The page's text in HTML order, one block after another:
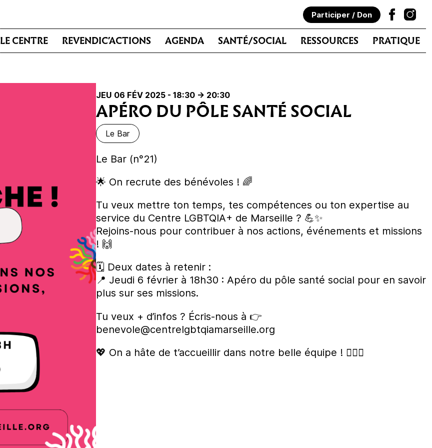
LE CENTRE REVENDIC’ACTIONS AGENDA SANTÉ/SOCIAL RESSOURCES PRATIQUE
Participer / Don
JEU 06 FÉV 2025 - 18:30 -> 20:30
APÉRO DU PÔLE SANTÉ SOCIAL
Le Bar
Le Bar (n°21)
🌟 On recrute des bénévoles ! 🌈
Tu veux mettre ton temps, tes compétences ou ton expertise au
service du Centre LGBTQIA+ de Marseille ? 💪✨
Rejoins-nous pour contribuer à nos actions, événements et missions
! 🙌
🗓 Deux dates à retenir :
📍 Jeudi 6 février à 18h30 : Apéro du pôle santé social pour en savoir
plus sur ses missions.
Tu veux + d’infos ? Écris-nous à 👉
benevole@centrelgbtqiamarseille.org
💖 On a hâte de t’accueillir dans notre belle équipe ! 🏳️‍🌈✨